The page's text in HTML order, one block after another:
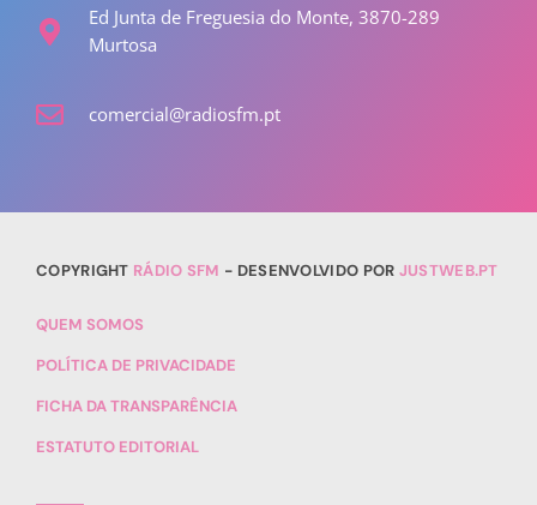
Ed Junta de Freguesia do Monte, 3870-289
Murtosa
comercial@radiosfm.pt
COPYRIGHT RÁDIO SFM - DESENVOLVIDO POR JUSTWEB.PT
QUEM SOMOS
POLÍTICA DE PRIVACIDADE
FICHA DA TRANSPARÊNCIA
ESTATUTO EDITORIAL